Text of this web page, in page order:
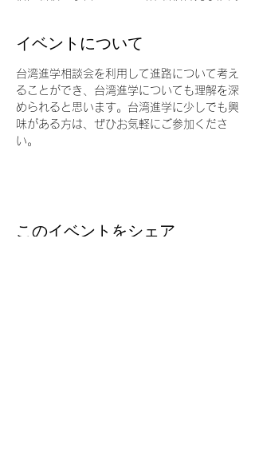
イベントについて
台湾進学相談会を利用して進路について考え
ることができ、台湾進学についても理解を深
められると思います。台湾進学に少しでも興
味がある方は、ぜひお気軽にご参加くださ
い。
このイベントをシェア